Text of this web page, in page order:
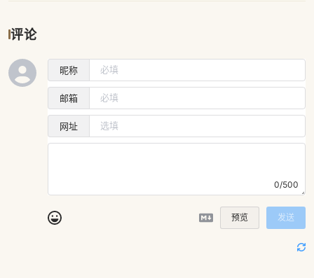
评论
昵称
邮箱
网址
0/500
预览 发送